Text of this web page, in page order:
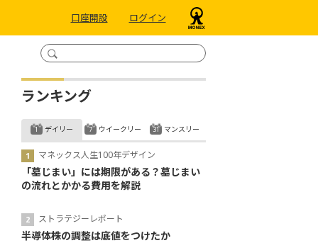
口座開設 ログイン
ランキング
デイリー
マネックス人生100年デザイン
「墓じまい」には期限がある？墓じまい
の流れとかかる費用を解説
ストラテジーレポート
半導体株の調整は底値をつけたか
ウイークリー マンスリー